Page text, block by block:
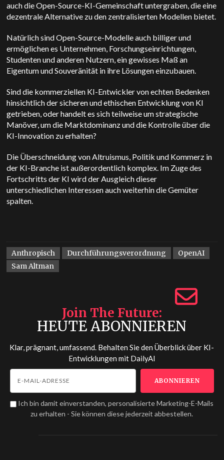
auch die Open-Source-KI-Gemeinschaft untergraben, die eine
dezentrale Alternative zu den zentralisierten Modellen bietet.
Natürlich sind Open-Source-Modelle auch billiger und
ermöglichen es Unternehmen, Forschungseinrichtungen,
Studenten und anderen Nutzern, ein gewisses Maß an
Eigentum und Souveränität in ihre Lösungen einzubauen.
Sind die kommerziellen KI-Entwickler von echten Bedenken
hinsichtlich der sicheren und ethischen Entwicklung von KI
getrieben, oder handelt es sich teilweise um strategische
Manöver, um die Marktdominanz und die Kontrolle über die
KI-Innovation zu erhalten?
Die Überschneidung von Altruismus, Politik und Kommerz in
der KI-Branche ist außerordentlich komplex. Im Zuge des
Fortschritts der KI wird der Ausgleich dieser
unterschiedlichen Interessen auch weiterhin die Gemüter
spalten.
Anthropisch Durchführungsverordnung
OpenAI
Sam Altman
Join The Future
HEUTE ABONNIEREN
Klar, prägnant, umfassend. Behalten Sie den Überblick über KI-
Entwicklungen mit DailyAI
Ich bin damit einverstanden, personalisierte Marketing-E-Mails
zu erhalten - Sie können diese jederzeit abbestellen.